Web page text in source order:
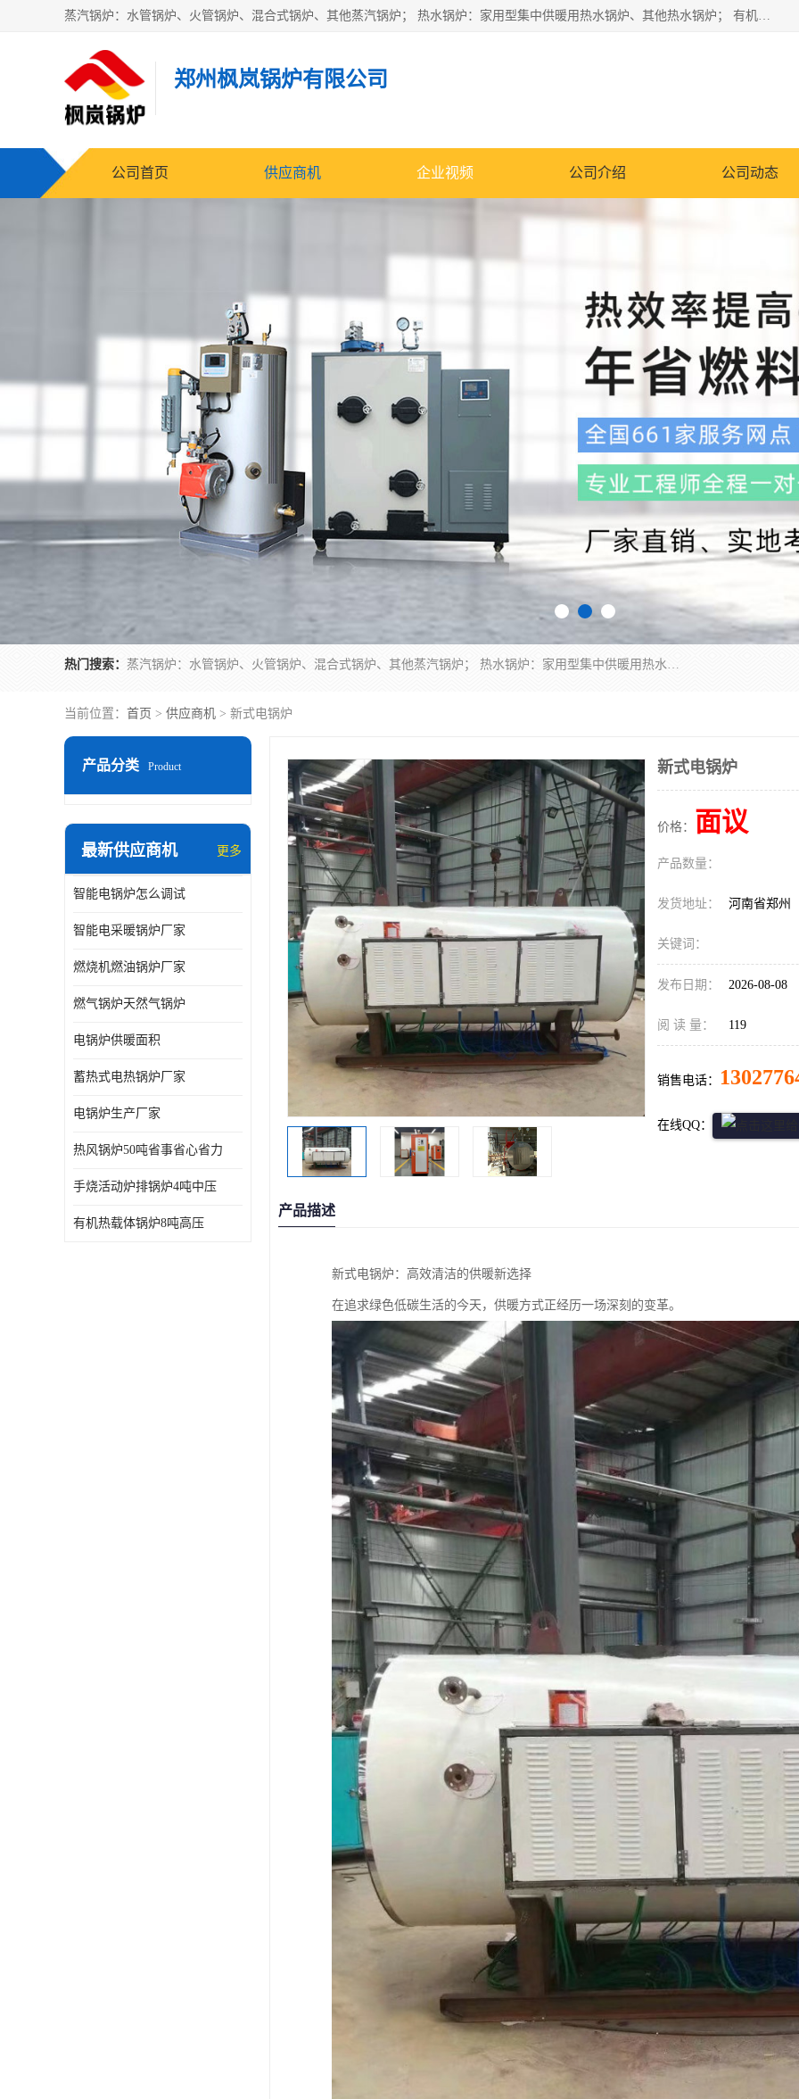
蒸汽锅炉：水管锅炉、火管锅炉、混合式锅炉、其他蒸汽锅炉； 热水锅炉：家用型集中供暖用热水锅炉、其他热水锅炉； 有机热载体锅炉； 船用蒸汽锅炉； （锅炉用辅助设备及装置）蒸汽冷凝器：表面冷凝器、混合式冷凝器、空冷式冷凝器、其他蒸汽冷凝器； 锅炉用辅助设备：节热器、蒸汽收集器、蓄能器、烟垢清除器、气体回收器、泥渣刮除器、空气预热器、其他锅炉用辅助设备；
郑州枫岚锅炉有限公司
公司首页 供应商机 企业视频 公司介绍 公司动态
热门搜索： 蒸汽锅炉：水管锅炉、火管锅炉、混合式锅炉、其他蒸汽锅炉； 热水锅炉：家用型集中供暖用热水锅炉、其他热水锅炉； 有机热载体锅炉； 船用蒸汽锅炉； （锅炉用辅助设备及装置）蒸汽冷凝器：表面冷凝器、混合式冷凝器、空冷式冷凝器、其他蒸汽冷凝器； 锅炉用辅助设备：节热器、蒸汽收集器、蓄能器、烟垢清除器、气体回收器、泥渣刮除器、空气预热器、其他锅炉用辅助设备；
当前位置： 首页 > 供应商机 > 新式电锅炉
产品分类 Product
最新供应商机 更多
智能电锅炉怎么调试
智能电采暖锅炉厂家
燃烧机燃油锅炉厂家
燃气锅炉天然气锅炉
电锅炉供暖面积
蓄热式电热锅炉厂家
电锅炉生产厂家
热风锅炉50吨省事省心省力
手烧活动炉排锅炉4吨中压
有机热载体锅炉8吨高压
新式电锅炉
价格： 面议
产品数量：
发货地址： 河南省郑州
关键词：
发布日期： 2026-08-08
阅 读 量： 119
销售电话：
在线QQ：
产品描述
新式电锅炉：高效清洁的供暖新选择
在追求绿色低碳生活的今天，供暖方式正经历一场深刻的变革。